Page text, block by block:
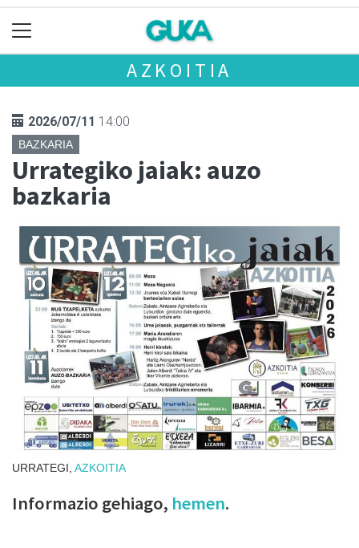
AZKOITIA
2026/07/11 14:00
BAZKARIA
Urrategiko jaiak: auzo
bazkaria
URRATEGI, AZKOITIA
Informazio gehiago, hemen.